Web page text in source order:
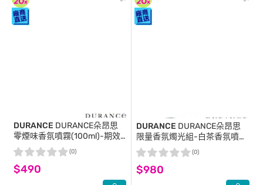
DURANCE DURANCE朵昂思
零煙味香氛噴霧(100ml)-期效
202608-專櫃公司貨
$490
(0)
DURANCE DURANCE朵昂思
限量香氛燭光組-白茶香氛噴霧
(100ml) 送精油蠟燭(180g)-即
期隨機出貨-專櫃公司貨
$980
(0)